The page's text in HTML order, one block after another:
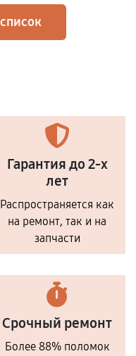
Гарантия до 2-х
лет
Распространяется как
на ремонт, так и на
запчасти
Срочный ремонт
Более 88% поломок